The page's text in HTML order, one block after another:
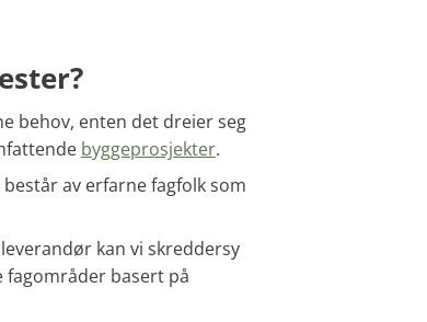
behov, enten det dreier seg
byggeprosjekter.
av erfarne fagfolk som
kan vi skreddersy
fagområder basert på